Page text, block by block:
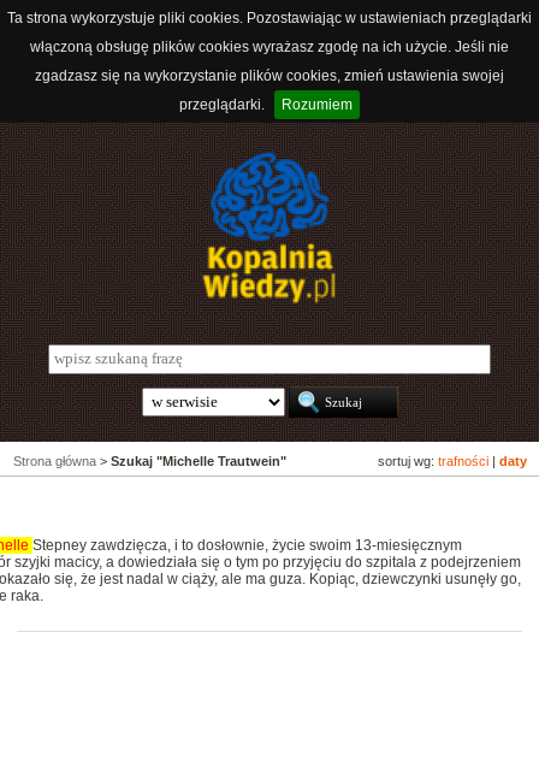
Ta strona wykorzystuje pliki cookies. Pozostawiając w ustawieniach przeglądarki
włączoną obsługę plików cookies wyrażasz zgodę na ich użycie. Jeśli nie
zgadzasz się na wykorzystanie plików cookies, zmień ustawienia swojej
przeglądarki.
Rozumiem
sortuj wg: trafności daty
Strona główna > Szukaj "Michelle Trautwein"
Stepney zawdzięcza, i to dosłownie, życie swoim 13-miesięcznym
szyjki macicy, a dowiedziała się o tym po przyjęciu do szpitala z podejrzeniem
się, że jest nadal w ciąży, ale ma guza. Kopiąc, dziewczynki usunęły go,
raka.